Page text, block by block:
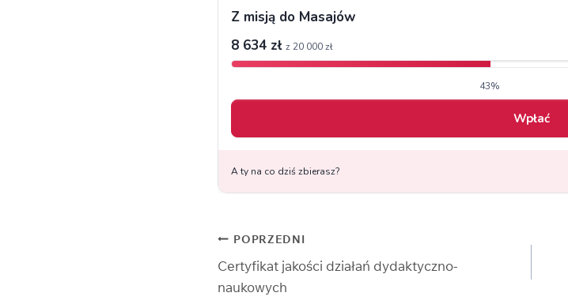
Nawigacja
wpisu
POPRZEDNI
Certyfikat jakości działań dydaktyczno-
naukowych